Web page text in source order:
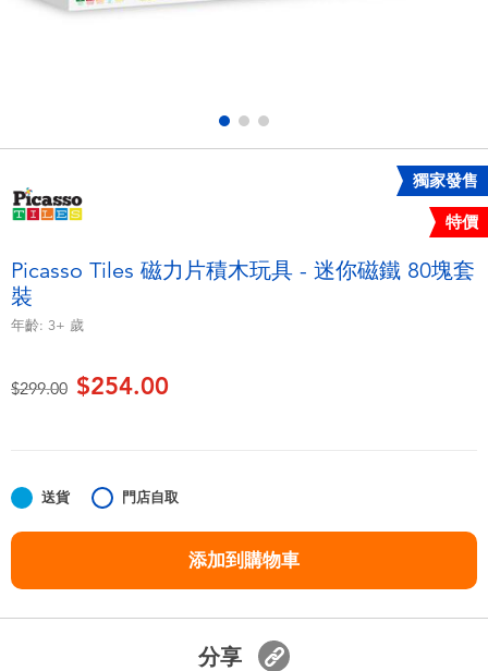
任天堂 Switch
獨家發售
特價
Picasso Tiles 磁力片積木玩具 - 迷你磁鐵 80塊套
裝
年齡: 3+ 歲
價格從
$299.00至$254.00
送貨 門店自取
添加到購物車
分享